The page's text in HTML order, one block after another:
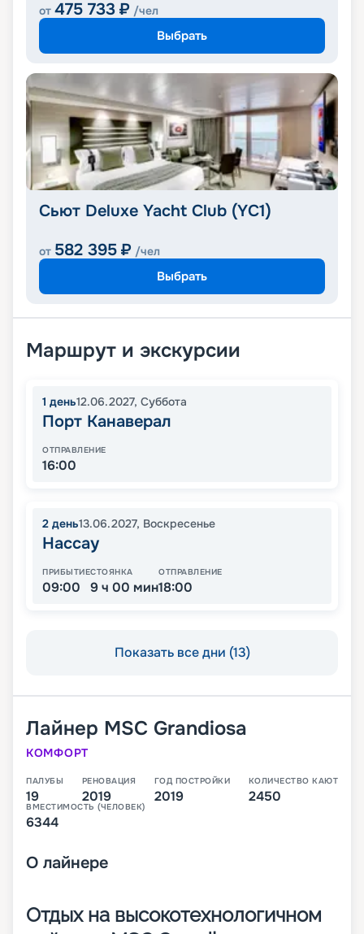
от 475 733 ₽ /чел
Выбрать
Сьют Deluxe Yacht Club (YC1)
от 582 395 ₽ /чел
Выбрать
Маршрут и экскурсии
1 день12.06.2027, Суббота
Порт Канаверал
ОТПРАВЛЕНИЕ
16:00
2 день13.06.2027, Воскресенье
Нассау
ПРИБЫТИЕ
09:00
СТОЯНКА
9 ч 00 мин
ОТПРАВЛЕНИЕ
18:00
Показать все дни (13)
Лайнер MSC Grandiosa
КОМФОРТ
ПАЛУБЫ
19
РЕНОВАЦИЯ
2019
ГОД ПОСТРОЙКИ
2019
КОЛИЧЕСТВО КАЮТ
2450
ВМЕСТИМОСТЬ (ЧЕЛОВЕК)
6344
О лайнере
Отдых на высокотехнологичном